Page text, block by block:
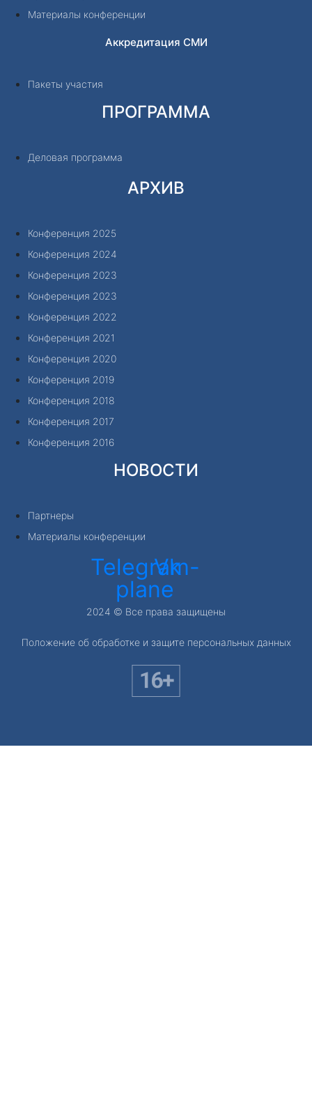
Материалы конференции
Аккредитация СМИ
Пакеты участия
ПРОГРАММА
Деловая программа
АРХИВ
Конференция 2025
Конференция 2024
Конференция 2023
Конференция 2023
Конференция 2022
Конференция 2021
Конференция 2020
Конференция 2019
Конференция 2018
Конференция 2017
Конференция 2016
НОВОСТИ
Партнеры
Материалы конференции
Telegram-
plane
Vk
2024 © Все права защищены
Положение об обработке и защите персональных данных